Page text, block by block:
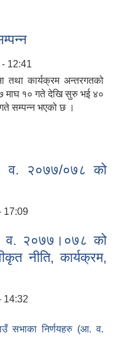
12:41
तथा कार्यक्रम अन्तरगतको
माघ १० गते देखि सुरु भई ४०
सम्पन्न भएको छ ।
२०७७/०७८ को
17:09
व. २०७७।०७८ को
नीति, कार्यक्रम,
14:32
सभाका निर्णयहरु (आ. व.